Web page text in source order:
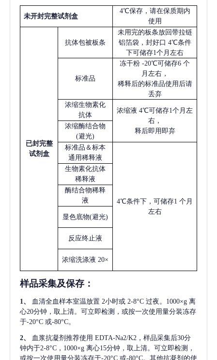
未开封完整试剂盒
4℃保存，请在保质期内
使用
已封完整
试剂盒
抗体包被板条
未用完的板条放回带拉链
铝箔袋，封好口 4℃条件
下可储存1个月左右
标准品
冻干粉 -20℃可储存6 个
月左右，
稀释后的标准品使用后请
丢弃
浓缩生物素化
抗体
浓缩液 4℃可储存1个月左
右，
释后即用即弃
浓缩酶结合物
(避光)
标准品＆标本
通用稀释液
4℃条件下，可储存1 个月
左右
生物素化抗体
稀释液
酶结合物稀释
液
显色底物(避光)
反应终止液
浓缩洗涤液 20×
样品采集及保存 ：
1、 血清全血样本室温放置 2小时或 2-8°C 过夜。1000×g 离
心20分钟，取上清。可立即检测，或按一次使用量分装冻存
于-20°C 或-80°C。
2、 血浆抗凝剂推荐使用 EDTA-Na2/K2，样品采集后30分
钟内于2-8°C，1000×g 离心15分钟，取上清。可立即检测，
或按一次使用量分装冻存于-20°C 或-80°C。其他抗凝剂的使